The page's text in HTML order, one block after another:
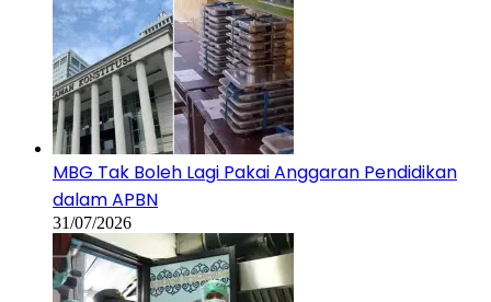
MBG Tak Boleh Lagi Pakai Anggaran Pendidikan
dalam APBN
31/07/2026